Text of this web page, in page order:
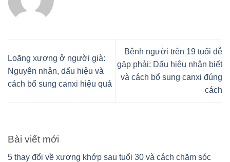
Loãng xương ở người già:
Nguyên nhân, dấu hiệu và
cách bổ sung canxi hiệu quả
Bệnh người trên 19 tuổi dễ
gặp phải: Dấu hiệu nhận biết
và cách bổ sung canxi đúng
cách
Bài viết mới
5 thay đổi về xương khớp sau tuổi 30 và cách chăm sóc